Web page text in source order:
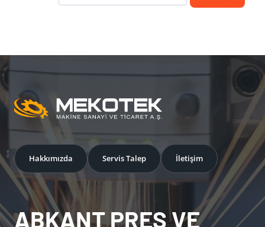
Hakkımızda Servis Talep İletişim
ABKANT PRES VE